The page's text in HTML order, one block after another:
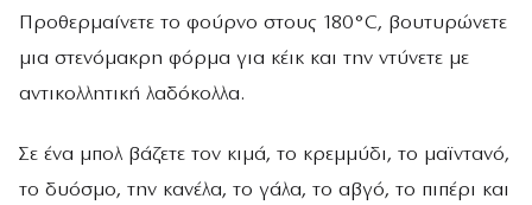
Προθερμαίνετε το φούρνο στους 180°C, βουτυρώνετε
μια στενόμακρη φόρμα για κέικ και την ντύνετε με
αντικολλητική λαδόκολλα.
Σε ένα μπολ βάζετε τον κιμά, το κρεμμύδι, το μαϊντανό,
το δυόσμο, την κανέλα, το γάλα, το αβγό, το πιπέρι και